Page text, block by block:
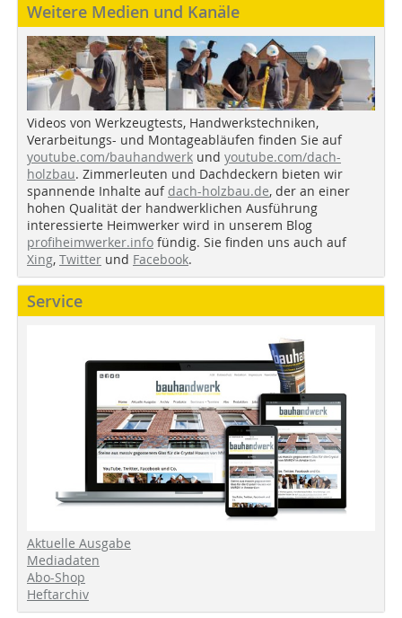
Weitere Medien und Kanäle
Videos von Werkzeugtests, Handwerkstechniken,
Verarbeitungs- und Montageabläufen finden Sie auf
youtube.com/bauhandwerk und youtube.com/dach-
holzbau. Zimmerleuten und Dachdeckern bieten wir
spannende Inhalte auf dach-holzbau.de, der an einer
hohen Qualität der handwerklichen Ausführung
interessierte Heimwerker wird in unserem Blog
profiheimwerker.info fündig. Sie finden uns auch auf
Xing, Twitter und Facebook.
Service
Aktuelle Ausgabe
Mediadaten
Abo-Shop
Heftarchiv